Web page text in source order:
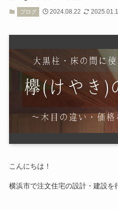
ブログ 2024.08.22
こんにちは！
横浜市で注文住宅の設計・建設を